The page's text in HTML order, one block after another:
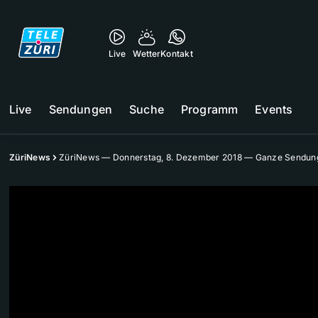
Live WetterKontakt
Live Sendungen Suche Programm Events
ZüriNews ZüriNews — Donnerstag, 8. Dezember 2018 — Ganze